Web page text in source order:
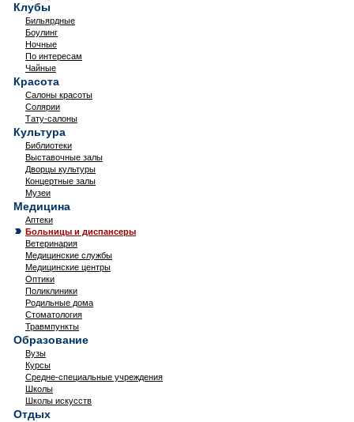
Клубы
Бильярдные
Боулинг
Ночные
По интересам
Чайные
Красота
Салоны красоты
Солярии
Тату-салоны
Культура
Библиотеки
Выставочные залы
Дворцы культуры
Концертные залы
Музеи
Медицина
Аптеки
Больницы и диспансеры
Ветеринария
Медицинские службы
Медицинские центры
Оптики
Поликлиники
Родильные дома
Стоматология
Травмпункты
Образование
Вузы
Курсы
Средне-специальные учреждения
Школы
Школы искусств
Отдых